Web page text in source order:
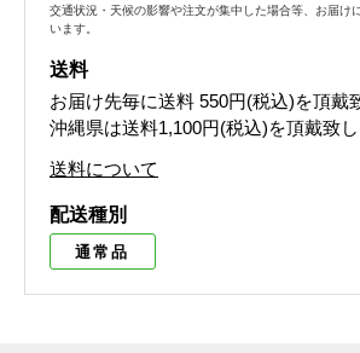
交通状況・天候の影響や注文が集中した場合等、お届け
います。
送料
お届け先毎に送料 550円(税込)を頂戴
沖縄県は送料1,100円(税込)を頂戴致し
送料について
配送種別
通常品